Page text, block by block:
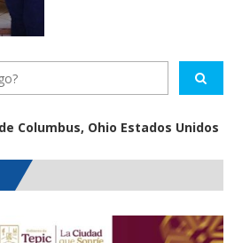
Columbus, Ohio Estados Unidos